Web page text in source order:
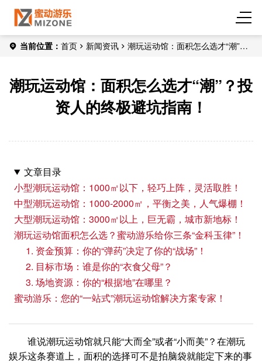
当前位置： 首页 新闻资讯
潮玩运动馆：面积怎么选才“潮”？
潮玩运动馆：面积怎么选才“潮”？投
资人的终极避坑指南！
文章目录
小型潮玩运动馆：1000㎡以下，轻巧上阵，灵活取胜！
中型潮玩运动馆：1000-2000㎡，平衡之美，人气爆棚！
大型潮玩运动馆：3000㎡以上，巨无霸，城市新地标！
潮玩运动馆面积怎么选？蜜动游乐给你三条“金科玉律”！
1. 资金预算：你的“弹药”决定了你的“战场”！
2. 目标市场：谁是你的“衣食父母”？
3. 场地资源：你的“根据地”在哪里？
蜜动游乐：您的“一站式”潮玩运动馆解决方案专家！
谁说潮玩运动馆就只能“大而全”或者“小而美”？在潮玩
娱乐这条赛道上，面积的选择可不是拍脑袋就能定下来的事